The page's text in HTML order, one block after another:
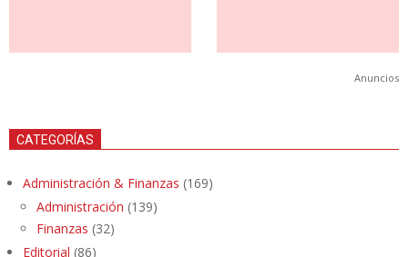
Anuncios
CATEGORÍAS
Administración & Finanzas (169)
Administración (139)
Finanzas (32)
Editorial (86)